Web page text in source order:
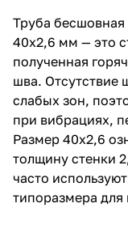
Труба
40х2,6 мм — это
полученная
шва. Отсутствие
слабых зон,
при вибрациях,
Размер 40х2,6
толщину стенки
часто
типоразмера для